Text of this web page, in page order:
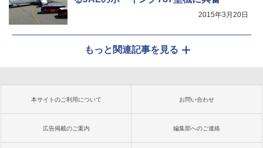
2015年3月20日
もっと関連記事を見る
本サイトのご利用について お問い合わせ
広告掲載のご案内 編集部へのご連絡